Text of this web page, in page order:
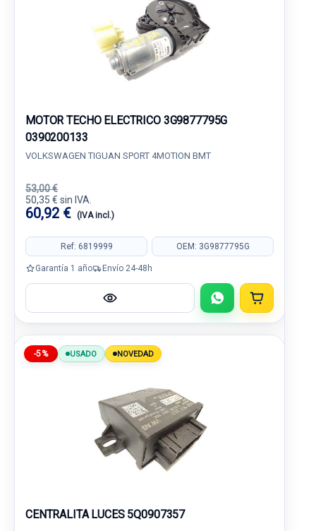
MOTOR TECHO ELECTRICO 3G9877795G
0390200133
VOLKSWAGEN TIGUAN SPORT 4MOTION BMT
53,00 €
50,35 € sin IVA.
60,92 € (IVA incl.)
Ref: 6819999 OEM: 3G9877795G
Garantía 1 año Envío 24-48h
-5% USADO NOVEDAD
CENTRALITA LUCES 5Q0907357